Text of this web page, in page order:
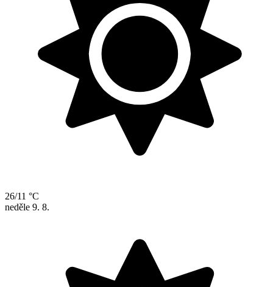
26/11 °C
neděle 9. 8.